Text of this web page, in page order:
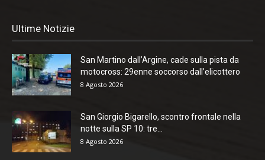
Ultime Notizie
San Martino dall’Argine, cade sulla pista da
motocross: 29enne soccorso dall’elicottero
8 Agosto 2026
San Giorgio Bigarello, scontro frontale nella
notte sulla SP 10: tre...
8 Agosto 2026